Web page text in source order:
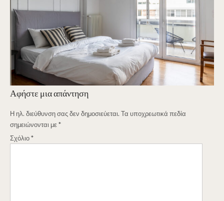
Αφήστε μια απάντηση
Η ηλ. διεύθυνση σας δεν δημοσιεύεται. Τα υποχρεωτικά πεδία
σημειώνονται με*
Σχόλιο*